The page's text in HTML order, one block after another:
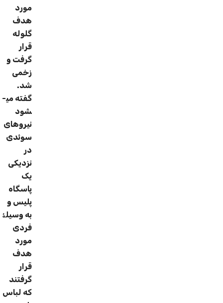
مورد
هدف
گلوله
قرار
گرفت و
زخمی
شد.
گفته می­
شود
نیروهای
سوئدی
در
نزدیکی
یک
پاسگاه
پلیس و
به وسیلۀ
فردی
مورد
هدف
قرار
گرفتند
که لباس